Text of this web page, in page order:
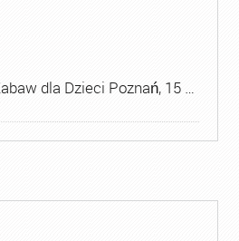
dla Dzieci Poznań, 15 …